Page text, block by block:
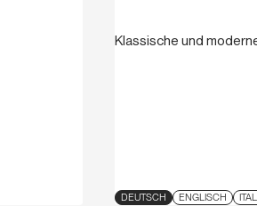
Klassische und
DEUTSCH ENGLISCH